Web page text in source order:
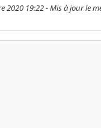
19:22 - Mis à jour le